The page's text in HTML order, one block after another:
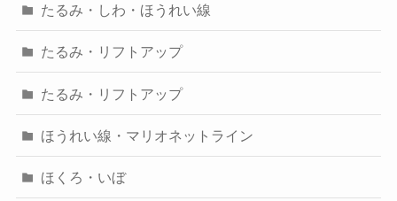
たるみ・しわ・ほうれい線
たるみ・リフトアップ
たるみ・リフトアップ
ほうれい線・マリオネットライン
ほくろ・いぼ